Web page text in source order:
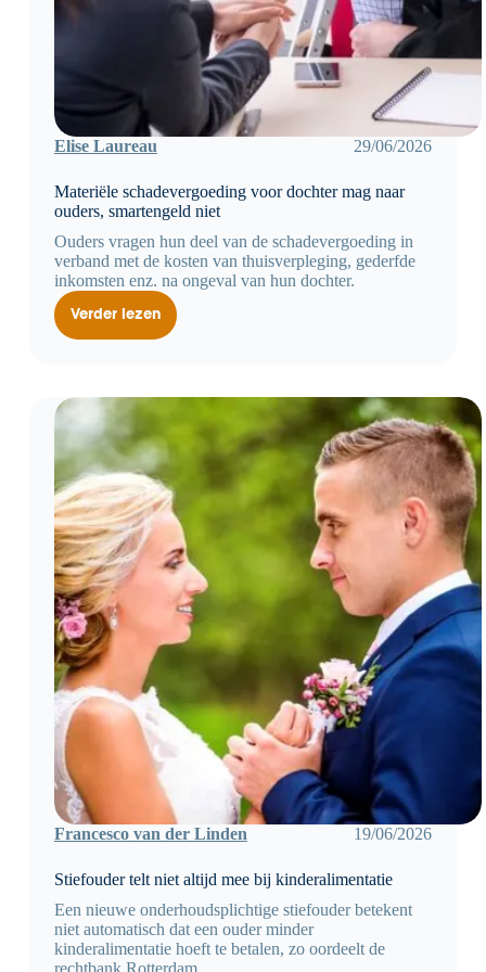
Elise Laureau 29/06/2026
Materiële schadevergoeding voor dochter mag naar
ouders, smartengeld niet
Ouders vragen hun deel van de schadevergoeding in
verband met de kosten van thuisverpleging, gederfde
inkomsten enz. na ongeval van hun dochter.
Verder lezen
Materiële
schadevergoeding
ouders,
niet
Francesco van der Linden 19/06/2026
Stiefouder telt niet altijd mee bij kinderalimentatie
Een nieuwe onderhoudsplichtige stiefouder betekent
niet automatisch dat een ouder minder
kinderalimentatie hoeft te betalen, zo oordeelt de
rechtbank Rotterdam.